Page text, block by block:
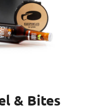
& Bites